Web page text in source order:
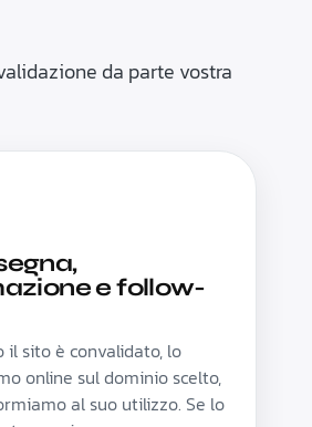
da parte vostra
e follow-
il sito è convalidato, lo
online sul dominio scelto,
al suo utilizzo. Se lo